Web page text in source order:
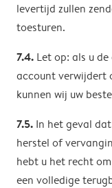
levertijd zullen
toesturen.
7.4. Let op: als u
account verwijdert
kunnen wij uw
7.5. In het geval
herstel of
hebt u het recht
een volledige